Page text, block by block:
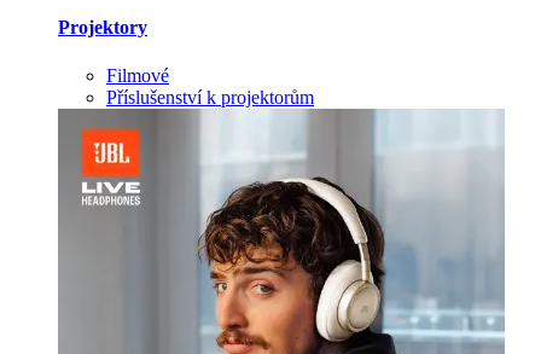
Projektory
Filmové
Příslušenství k projektorům